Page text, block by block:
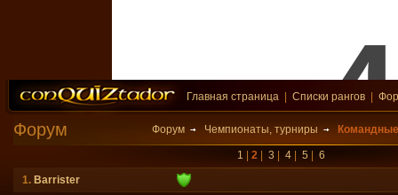
Главная страница Списки рангов
Форум Форум Чемпионаты, турниры
1 2 3 4 5
6
1. Barrister